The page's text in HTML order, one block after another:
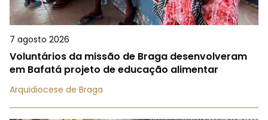
7 agosto 2026
Voluntários da missão de Braga desenvolveram
em Bafatá projeto de educação alimentar
Arquidiocese de Braga